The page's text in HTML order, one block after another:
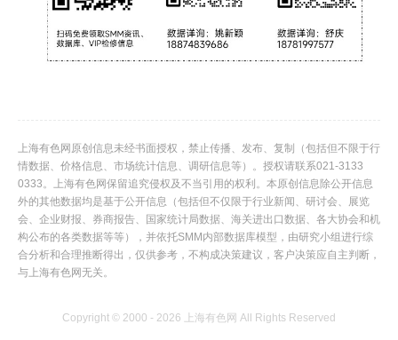
上海有色网原创信息未经书面授权，禁止传播、发布、复制（包括但不限于行
情数据、价格信息、市场统计信息、调研信息等）。授权请联系021-3133
0333。上海有色网保留追究侵权及不当引用的权利。本原创信息除公开信息
外的其他数据均是基于公开信息（包括但不仅限于行业新闻、研讨会、展览
会、企业财报、券商报告、国家统计局数据、海关进出口数据、各大协会和机
构公布的各类数据等等），并依托SMM内部数据库模型，由研究小组进行综
合分析和合理推断得出，仅供参考，不构成决策建议，客户决策应自主判断，
与上海有色网无关。
Copyright © 2000 - 2026 上海有色网 All Rights Reserved